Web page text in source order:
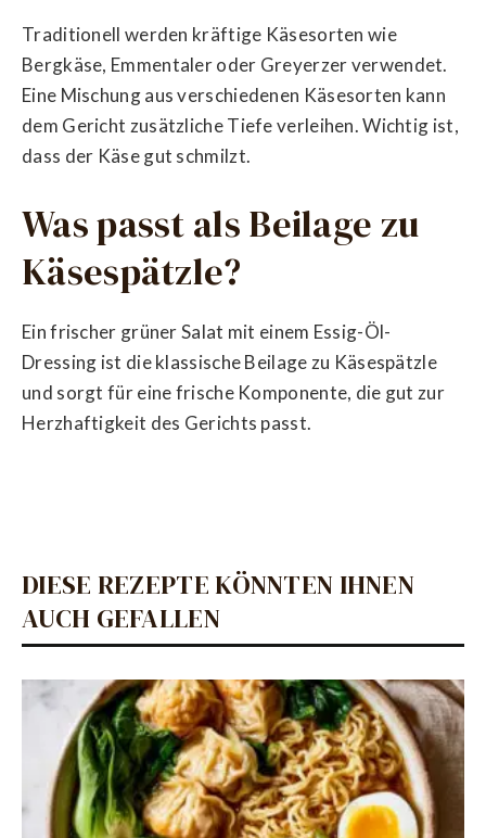
Traditionell werden kräftige Käsesorten wie
Bergkäse, Emmentaler oder Greyerzer verwendet.
Eine Mischung aus verschiedenen Käsesorten kann
dem Gericht zusätzliche Tiefe verleihen. Wichtig ist,
dass der Käse gut schmilzt.
Was passt als Beilage zu
Käsespätzle?
Ein frischer grüner Salat mit einem Essig-Öl-
Dressing ist die klassische Beilage zu Käsespätzle
und sorgt für eine frische Komponente, die gut zur
Herzhaftigkeit des Gerichts passt.
DIESE REZEPTE KÖNNTEN IHNEN
AUCH GEFALLEN